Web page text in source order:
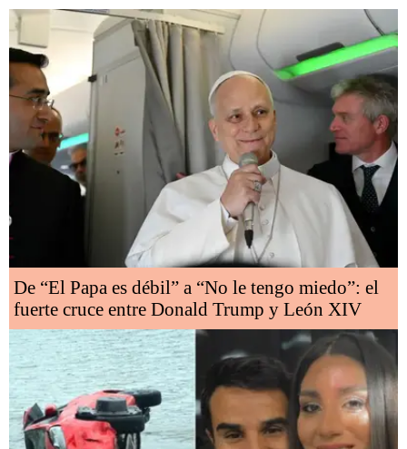
De “El Papa es débil” a “No le tengo miedo”: el
fuerte cruce entre Donald Trump y León XIV